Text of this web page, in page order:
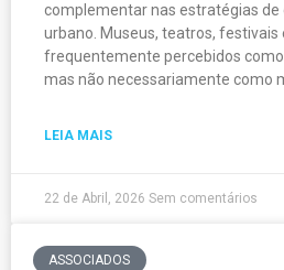
complementar nas estratégias de
urbano. Museus, teatros, festivais
frequentemente percebidos
mas não necessariamente como
LEIA MAIS
22 de Abril, 2026 Sem comentários
ASSOCIADOS